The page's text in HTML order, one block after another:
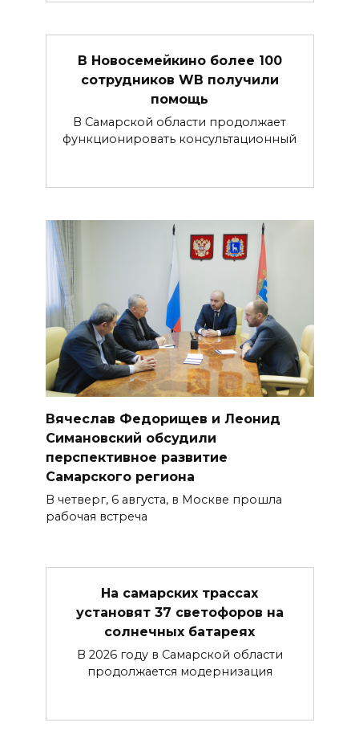
В Новосемейкино более 100
сотрудников WB получили
помощь
В Самарской области продолжает
функционировать консультационный
Вячеслав Федорищев и Леонид
Симановский обсудили
перспективное развитие
Самарского региона
В четверг, 6 августа, в Москве прошла
рабочая встреча
На самарских трассах
установят 37 светофоров на
солнечных батареях
В 2026 году в Самарской области
продолжается модернизация